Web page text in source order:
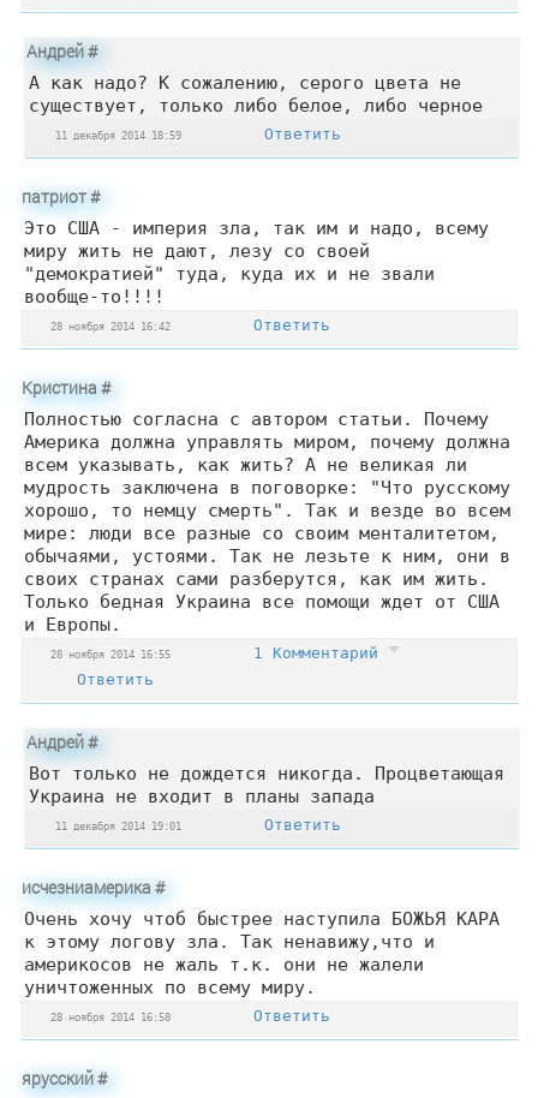
Андрей#
А как надо? К сожалению, серого цвета не
существует, только либо белое, либо черное
11 декабря 2014 18:59 Ответить
патриот#
Это США - империя зла, так им и надо, всему
миру жить не дают, лезу со своей
"демократией" туда, куда их и не звали
вообще-то!!!!
28 ноября 2014 16:42 Ответить
Кристина#
Полностью согласна с автором статьи. Почему
Америка должна управлять миром, почему должна
всем указывать, как жить? А не великая ли
мудрость заключена в поговорке: "Что русскому
хорошо, то немцу смерть". Так и везде во всем
мире: люди все разные со своим менталитетом,
обычаями, устоями. Так не лезьте к ним, они в
своих странах сами разберутся, как им жить.
Только бедная Украина все помощи ждет от США
и Европы.
28 ноября 2014 16:55
1 Комментарий
Ответить
Андрей#
Вот только не дождется никогда. Процветающая
Украина не входит в планы запада
11 декабря 2014 19:01 Ответить
исчезниамерика#
Очень хочу чтоб быстрее наступила БОЖЬЯ КАРА
к этому логову зла. Так ненавижу,что и
америкосов не жаль т.к. они не жалели
уничтоженных по всему миру.
28 ноября 2014 16:58 Ответить
ярусский#